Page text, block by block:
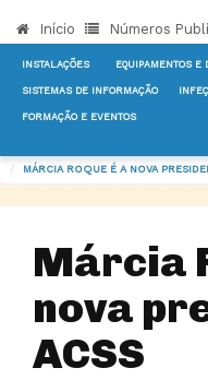
Início Números
INSTALAÇÕES EQUIPAMENTOS E
SISTEMAS DE INFORMAÇÃO
FORMAÇÃO E EVENTOS
MÁRCIA ROQUE É A NOVA
Márcia
nova
ACSS